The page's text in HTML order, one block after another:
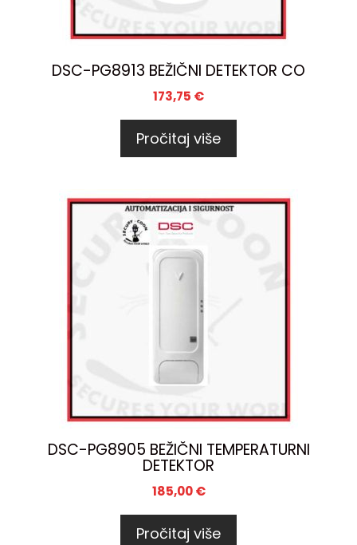
DSC-PG8913 BEŽIČNI DETEKTOR CO
173,75 €
Pročitaj više
DSC-PG8905 BEŽIČNI TEMPERATURNI
DETEKTOR
185,00€
Pročitaj više